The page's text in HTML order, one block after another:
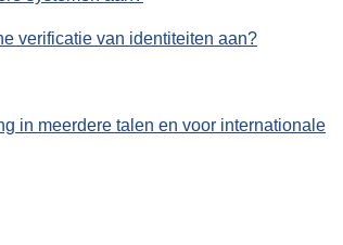
verificatie van identiteiten aan?
in meerdere talen en voor internationale